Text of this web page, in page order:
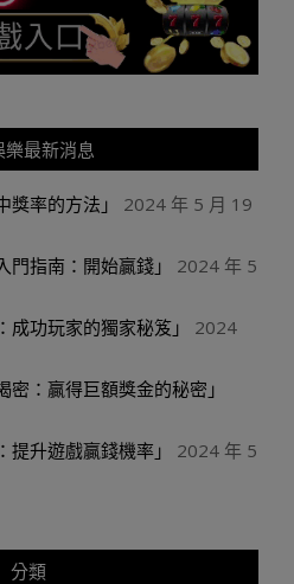
樂最新消息
獎率的方法」
2024 年 5 月 19
門指南：開始贏錢」
2024 年 5
成功玩家的獨家秘笈」
2024
密：贏得巨額獎金的秘密」
提升遊戲贏錢機率」
2024 年 5
分類